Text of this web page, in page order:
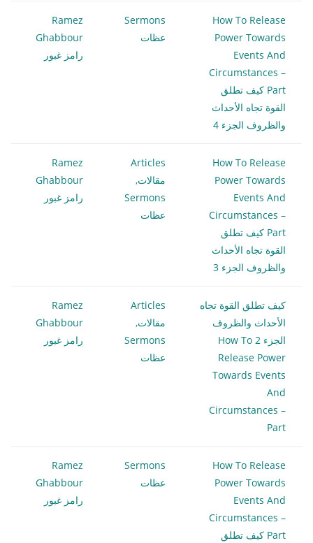
How To Release
Power Towards
Events And
Circumstances –
Part كيف تطلق
القوة تجاه الأحداث
والظروف الجزء 4
Sermons
عظات
Ramez
Ghabbour
رامز غبور
How To Release
Power Towards
Events And
Circumstances –
Part كيف تطلق
القوة تجاه الأحداث
والظروف الجزء 3
Articles
مقالات,
Sermons
عظات
Ramez
Ghabbour
رامز غبور
كيف تطلق القوة تجاه
الأحداث والظروف
الجزء 2 How To
Release Power
Towards Events
And
Circumstances –
Part
Articles
مقالات,
Sermons
عظات
Ramez
Ghabbour
رامز غبور
How To Release
Power Towards
Events And
Circumstances –
Part كيف تطلق
Sermons
عظات
Ramez
Ghabbour
رامز غبور